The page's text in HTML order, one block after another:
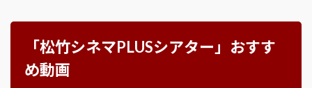
「松竹シネマPLUSシアター」おすす
め動画